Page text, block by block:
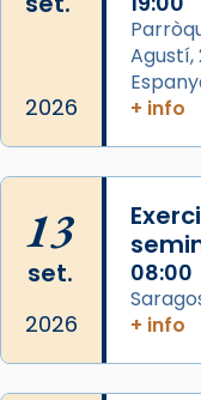
View on Facebook ·
de
2 weeks ago
comitè
del Sant Pare
col·laboradors,
L’arquebisbe
2026
Agustí,
+ info
13
set.
2026
08:00
+ info